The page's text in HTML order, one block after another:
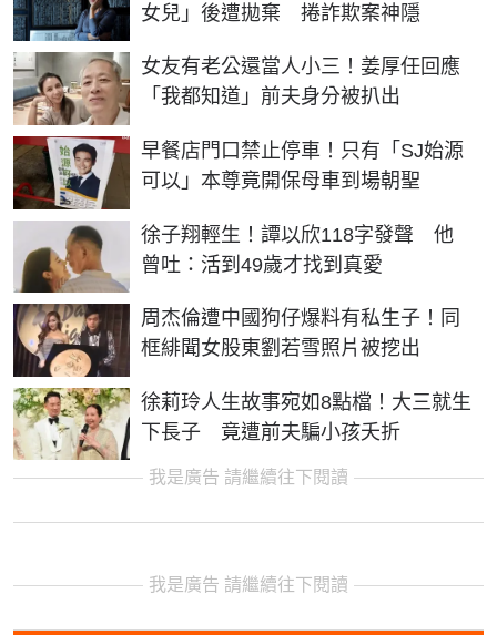
女兒」後遭拋棄 捲詐欺案神隱
女友有老公還當人小三！姜厚任回應
「我都知道」前夫身分被扒出
早餐店門口禁止停車！只有「SJ始源
可以」本尊竟開保母車到場朝聖
徐子翔輕生！譚以欣118字發聲 他
曾吐：活到49歲才找到真愛
周杰倫遭中國狗仔爆料有私生子！同
框緋聞女股東劉若雪照片被挖出
徐莉玲人生故事宛如8點檔！大三就生
下長子 竟遭前夫騙小孩夭折
我是廣告 請繼續往下閱讀
我是廣告 請繼續往下閱讀